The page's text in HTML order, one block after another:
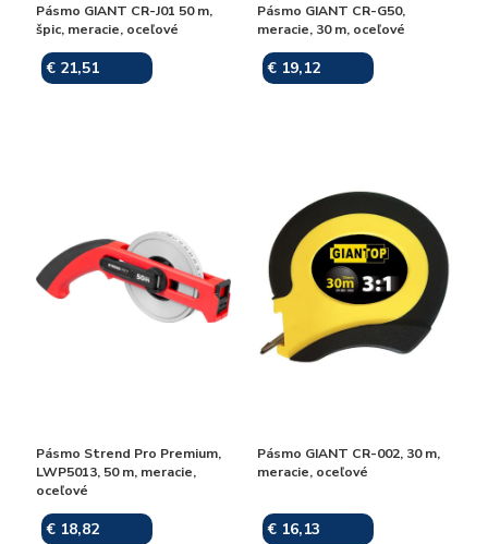
Pásmo GIANT CR-J01 50 m,
špic, meracie, oceľové
€ 21,51
Pásmo GIANT CR-G50,
meracie, 30 m, oceľové
€ 19,12
Pásmo Strend Pro Premium,
LWP5013, 50 m, meracie,
oceľové
€ 18,82
Pásmo GIANT CR-002, 30 m,
meracie, oceľové
€ 16,13